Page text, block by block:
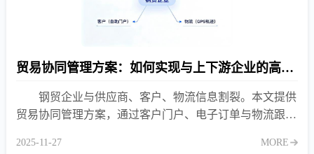
贸易协同管理方案：如何实现与上下游企业的高效对接？
钢贸企业与供应商、客户、物流信息割裂。本文提供
贸易协同管理方案，通过客户门户、电子订单与物流跟
本。
2025-11-27 MORE